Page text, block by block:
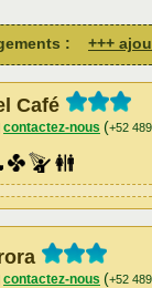
: +++
Café
contactez-nous (+52
contactez-nous (+52